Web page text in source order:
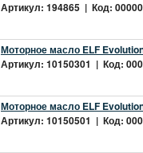
Артикул: 194865 | Код:
Моторное масло ELF
Артикул: 10150301 | Код:
Моторное масло ELF
Артикул: 10150501 | Код: